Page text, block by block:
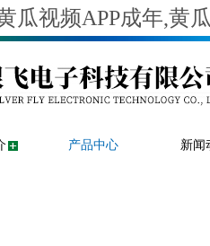
瓜视频APP成年,黄
产品中心 新闻